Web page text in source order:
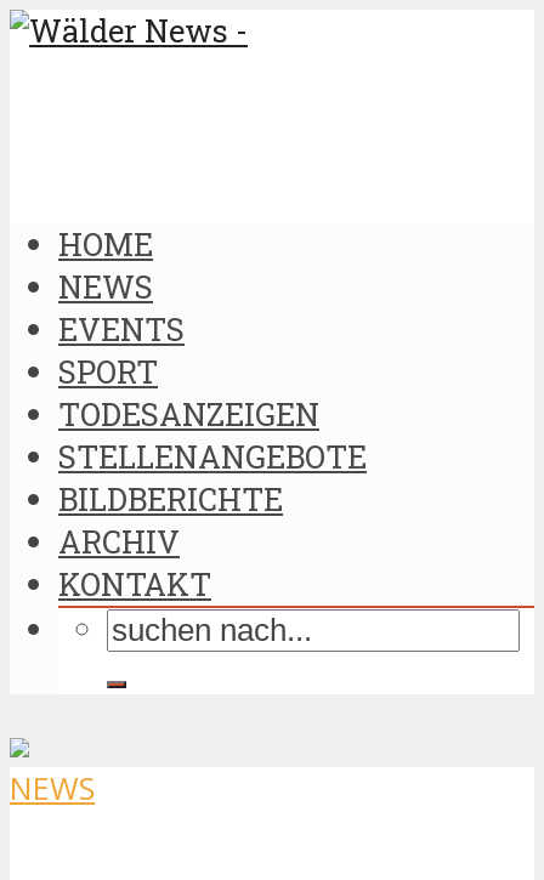
HOME
NEWS
EVENTS
SPORT
TODESANZEIGEN
STELLENANGEBOTE
BILDBERICHTE
ARCHIV
KONTAKT
NEWS